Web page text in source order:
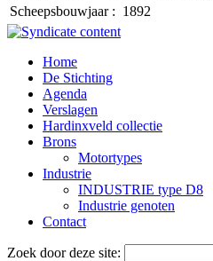
Scheepsbouwjaar : 1892
Home
De Stichting
Agenda
Verslagen
Hardinxveld collectie
Brons
Motortypes
Industrie
INDUSTRIE type D8
Industrie genoten
Contact
Zoek door deze site: